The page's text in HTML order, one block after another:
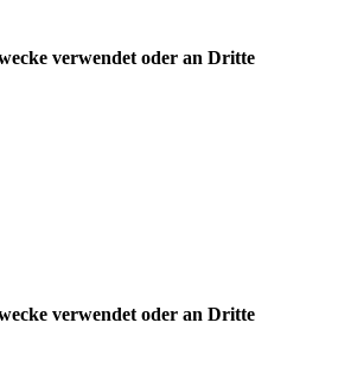
verwendet oder an Dritte
verwendet oder an Dritte